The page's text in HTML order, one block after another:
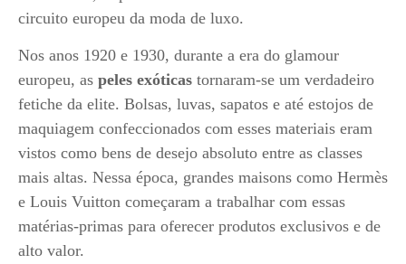
circuito europeu da moda de luxo.
Nos anos 1920 e 1930, durante a era do glamour
europeu, as peles exóticas tornaram-se um verdadeiro
fetiche da elite. Bolsas, luvas, sapatos e até estojos de
maquiagem confeccionados com esses materiais eram
vistos como bens de desejo absoluto entre as classes
mais altas. Nessa época, grandes maisons como Hermès
e Louis Vuitton começaram a trabalhar com essas
matérias-primas para oferecer produtos exclusivos e de
alto valor.